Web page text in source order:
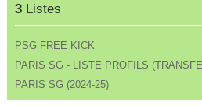
3Listes
PSG FREE KICK
PARIS SG - LISTE PROFILS
PARIS SG (2024-25)